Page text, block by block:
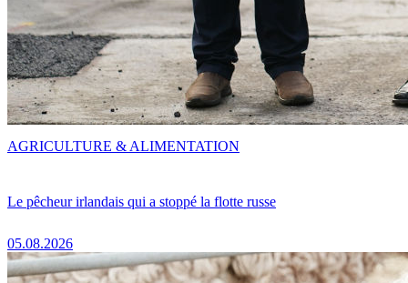
Le pêcheur irlandais qui a stoppé la flotte russe
05.08.2026
AGRICULTURE & ALIMENTATION